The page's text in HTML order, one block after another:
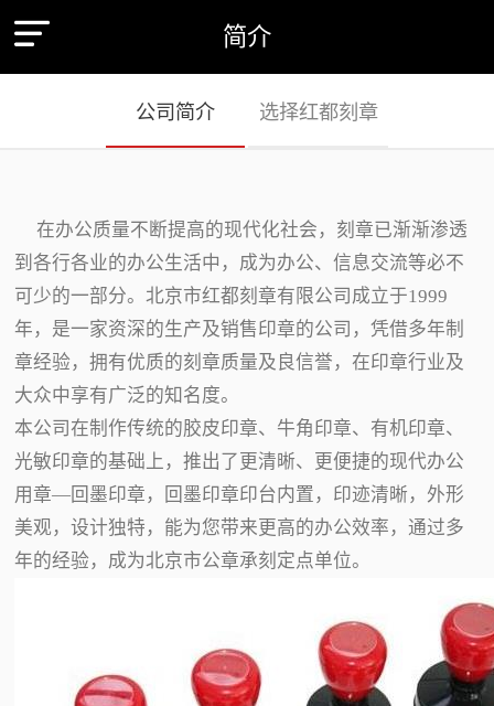
简介
公司简介 选择红都刻章
在办公质量不断提高的现代化社会，刻章已渐渐渗透
到各行各业的办公生活中，成为办公、信息交流等必不
可少的一部分。北京市红都刻章有限公司成立于1999
年，是一家资深的生产及销售印章的公司，凭借多年制
章经验，拥有优质的刻章质量及良信誉，在印章行业及
大众中享有广泛的知名度。
本公司在制作传统的胶皮印章、牛角印章、有机印章、
光敏印章的基础上，推出了更清晰、更便捷的现代办公
用章—回墨印章，回墨印章印台内置，印迹清晰，外形
美观，设计独特，能为您带来更高的办公效率，通过多
年的经验，成为北京市公章承刻定点单位。